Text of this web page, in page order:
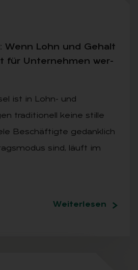
Wenn Lohn und Ge­halt
für Un­ter­neh­men wer­
ist in Lohn- und
traditionell keine stille
Beschäftigte gedanklich
sind, läuft im
Weiterlesen